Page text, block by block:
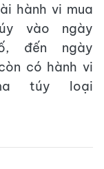
hành vi mua
vào ngày
đến ngày
có hành vi
túy loại